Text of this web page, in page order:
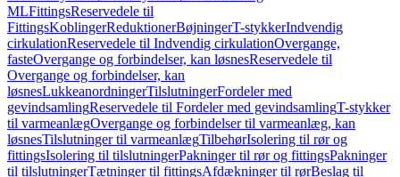
MLFittingsReservedele til
FittingsKoblingerReduktionerBøjningerT-stykkerIndvendig
cirkulationReservedele til Indvendig cirkulationOvergange,
fasteOvergange og forbindelser, kan løsnesReservedele til
Overgange og forbindelser, kan
løsnesLukkeanordningerTilslutningerFordeler med
gevindsamlingReservedele til Fordeler med gevindsamlingT-stykker
til varmeanlægOvergange og forbindelser til varmeanlæg, kan
løsnesTilslutninger til varmeanlægTilbehørIsolering til rør og
fittingsIsolering til tilslutningerPakninger til rør og fittingsPakninger
til tilslutningerTætninger til fittingsAfdækninger til rørBeslag til